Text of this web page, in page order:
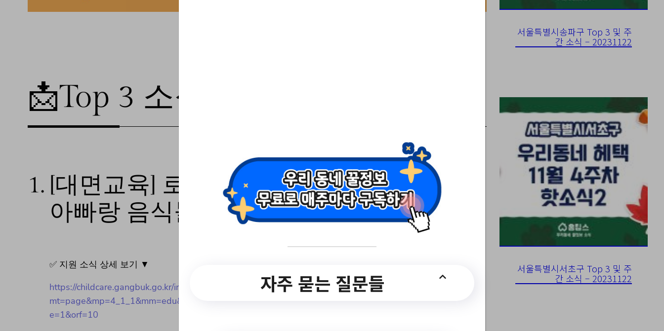
📩Top 3 소식❕
1. [대면교육] 로하스 식생활 교육 – 엄마랑
아빠랑 음식놀이(부모대상)
✅ 지원 소식 상세 보기 ▼
https://childcare.gangbuk.go.kr/index.php?
mt=page&mp=4_1_1&mm=edu&oxid=1&cmd=edu&subcmd=view&id=2716&artpp=20&navinum=10&cpag
e=1&orf=10
서울특별시송파구 Top 3 및 주
간 소식 – 20231122
서울특별시서초구 Top 3 및 주
간 소식 – 20231122
자주 묻는 질문들